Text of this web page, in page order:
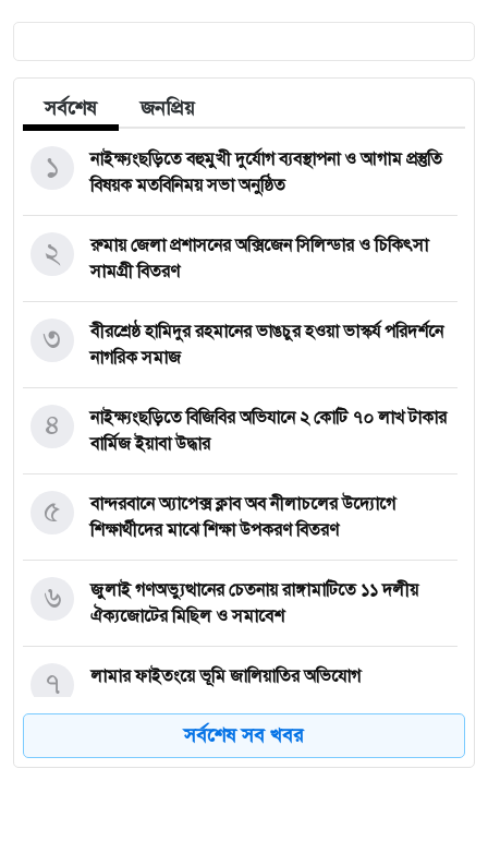
সর্বশেষ জনপ্রিয়
নাইক্ষ্যংছড়িতে বহুমুখী দুর্যোগ ব্যবস্থাপনা ও আগাম প্রস্তুতি
বিষয়ক মতবিনিময় সভা অনুষ্ঠিত
১
রুমায় জেলা প্রশাসনের অক্সিজেন সিলিন্ডার ও চিকিৎসা
সামগ্রী বিতরণ
২
বীরশ্রেষ্ঠ হামিদুর রহমানের ভাঙচুর হওয়া ভাস্কর্য পরিদর্শনে
নাগরিক সমাজ
৩
নাইক্ষ্যংছড়িতে বিজিবির অভিযানে ২ কোটি ৭০ লাখ টাকার
বার্মিজ ইয়াবা উদ্ধার
৪
বান্দরবানে অ্যাপেক্স ক্লাব অব নীলাচলের উদ্যোগে
শিক্ষার্থীদের মাঝে শিক্ষা উপকরণ বিতরণ
৫
জুলাই গণঅভ্যুত্থানের চেতনায় রাঙ্গামাটিতে ১১ দলীয়
ঐক্যজোটের মিছিল ও সমাবেশ
৬
লামার ফাইতংয়ে ভূমি জালিয়াতির অভিযোগ
৭
জুলাই গণঅভ্যুত্থান দিবসে শহীদের প্রতি রাঙ্গামাটি পার্বত্য
৮
সর্বশেষ সব খবর